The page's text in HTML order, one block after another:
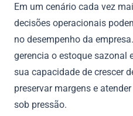
Em um cenário cada vez
decisões operacionais
no desempenho da
gerencia o estoque sazonal
sua capacidade de crescer
preservar margens e
sob pressão.